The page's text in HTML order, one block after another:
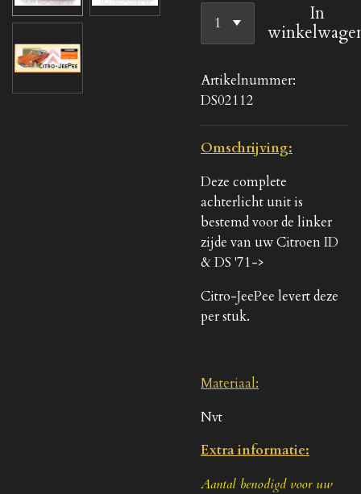
In
Artikelnummer:
DS02112
Omschrijving:
Deze complete
achterlicht unit is
bestemd voor de linker
zijde van uw Citroen ID
& DS '71->
Citro-JeePee levert deze
per stuk.
Materiaal:
Nvt
Extra informatie:
Aantal benodigd voor uw